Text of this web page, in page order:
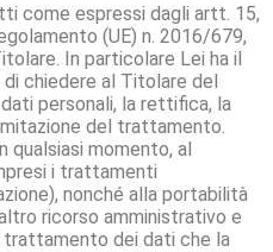
come espressi dagli artt. 15,
(UE) n. 2016/679,
In particolare Lei ha il
chiedere al Titolare del
personali, la rettifica, la
del trattamento.
qualsiasi momento, al
i trattamenti
nonché alla portabilità
ricorso amministrativo e
trattamento dei dati che la